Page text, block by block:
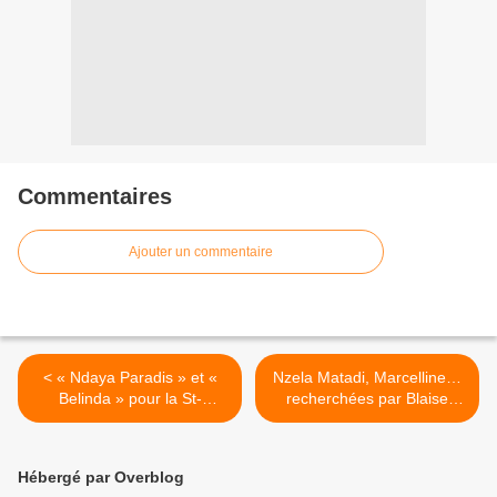
Commentaires
Ajouter un commentaire
< « Ndaya Paradis » et «
Belinda » pour la St-
Valentin.
Nzela Matadi, Marcelline…
recherchées par Blaise
Lutete >
Hébergé par Overblog